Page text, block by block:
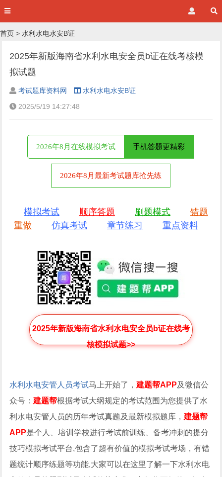
首页 > 水利水电水安B证
2025年新版海南省水利水电安全员b证在线考核模
拟试题
考试题库资料网
水利水电水安B证
2025/5/19 14:27:48
2026年8月在线模拟考试 手机答题更精彩
2026年8月最新考试题库抢先练
模拟考试 顺序答题 刷题模式
错题
重做
仿真考试 章节练习 重点资料
2025年新版海南省水利水电安全员b证在线考
核模拟试题>>
水利水电安管人员考试马上开始了，建题帮APP及微信公
众号：建题帮根据考试大纲规定的考试范围为您提供了水
利水电安管人员的历年考试真题及最新模拟题库，建题帮
APP是个人、培训学校进行考试前训练、备考冲刺的提分
技巧模拟考试平台,包含了超有价值的模拟考试考场，有错
题统计顺序练题等功能,大家可以在这里了解一下水利水电